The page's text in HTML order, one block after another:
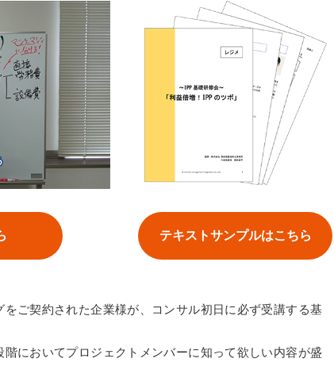
テキストサンプルはこちら
ご契約された企業様が、コンサル初日に必ず受講する基
においてプロジェクトメンバーに知って欲しい内容が盛